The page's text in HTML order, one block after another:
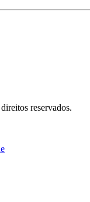
reservados.